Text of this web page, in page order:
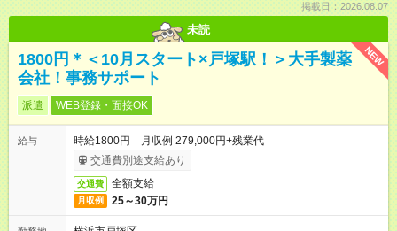
掲載日：2026.08.07
未読
NEW
1800円＊＜10月スタート×戸塚駅！＞大手製薬
会社！事務サポート
派遣 WEB登録・面接OK
給与
時給1800円 月収例 279,000円+残業代
交通費別途支給あり
交通費 全額支給
月収例 25～30万円